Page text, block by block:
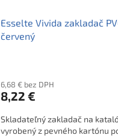
Esselte Vivida zakladač
červený
6,68 € bez DPH
8,22 €
Skladateľný zakladač na
vyrobený z pevného kartónu